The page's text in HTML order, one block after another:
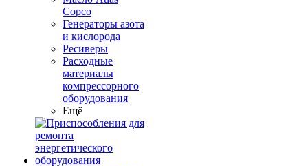
Copco
Генераторы азота
и кислорода
Ресиверы
Расходные
материалы
компрессорного
оборудования
Ещё